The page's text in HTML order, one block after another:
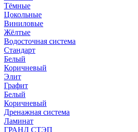
Тёмные
Цокольные
Виниловые
Жёлтые
Водосточная система
Стандарт
Белый
Коричневый
Элит
Графит
Белый
Коричневый
Дренажная система
Ламинат
ГРАНД СТЭП